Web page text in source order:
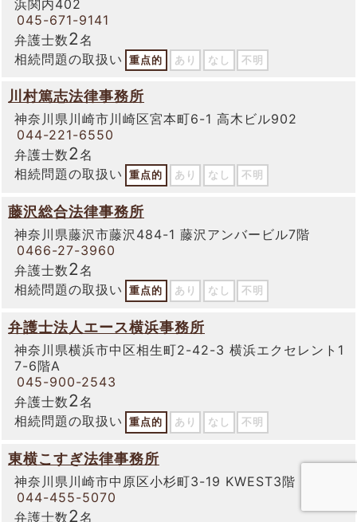
浜関内402
045-671-9141
弁護士数2名
相続問題の取扱い
重点的 あり なし 不明
川村篤志法律事務所
神奈川県川崎市川崎区宮本町6-1 高木ビル902
044-221-6550
弁護士数2名
相続問題の取扱い
重点的 あり なし 不明
藤沢総合法律事務所
神奈川県藤沢市藤沢484-1 藤沢アンバービル7階
0466-27-3960
弁護士数2名
相続問題の取扱い
重点的 あり なし 不明
弁護士法人エース横浜事務所
神奈川県横浜市中区相生町2-42-3 横浜エクセレント1
7-6階A
045-900-2543
弁護士数2名
相続問題の取扱い
重点的 あり なし 不明
東横こすぎ法律事務所
神奈川県川崎市中原区小杉町3-19 KWEST3階
044-455-5070
弁護士数2名